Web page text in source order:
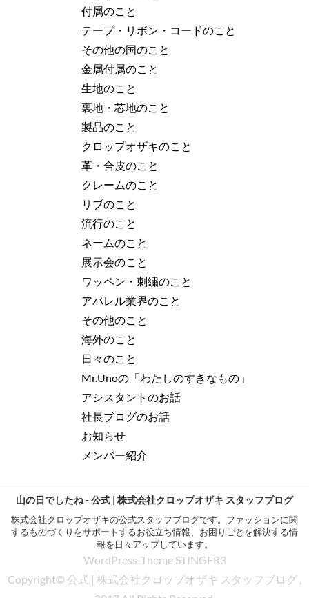
付属のこと
テープ・リボン・コードのこと
その他の国のこと
金属付属のこと
生地のこと
裏地・芯地のこと
製品のこと
クロップオザキのこと
革・合皮のこと
クレームのこと
リブのこと
流行のこと
ネームのこと
展示会のこと
ワッペン・刺繍のこと
アパレル業界のこと
その他のこと
海外のこと
日々のこと
Mr.Unoの「わたしのすきなもの」
アシスタントのお話
社長ブログのお話
お知らせ
メンバー紹介
山の日でしたね - 公式 | 株式会社クロップオザキ スタッフブログ
株式会社クロップオザキの公式スタッフブログです。ファッションに関
するものづくりをサポートするお役立ち情報、お困りごとを解決する情
報を日々アップしています。
WordPress-Theme STINGER3
Copyright© 公式 | 株式会社クロップオザキ スタッフブログ ,